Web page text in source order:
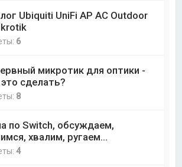
Ubiquiti UniFi AP AC Outdoor
6
микротик для оптики -
это сделать?
8
по Switch, обсуждаем,
хвалим, ругаем...
4